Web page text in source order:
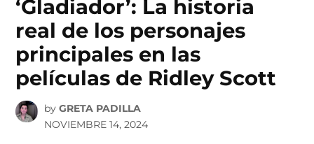
‘Gladiador’: La historia
real de los personajes
principales en las
películas de Ridley Scott
by GRETA PADILLA
NOVIEMBRE 14, 2024